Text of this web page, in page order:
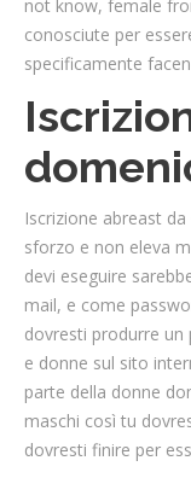
not know, female
conosciute per
specificamente
Iscrizione abreast
sforzo e non eleva
devi eseguire
mail, e come
dovresti produrre un
e donne sul sito
parte della donne
maschi così tu
dovresti finire per